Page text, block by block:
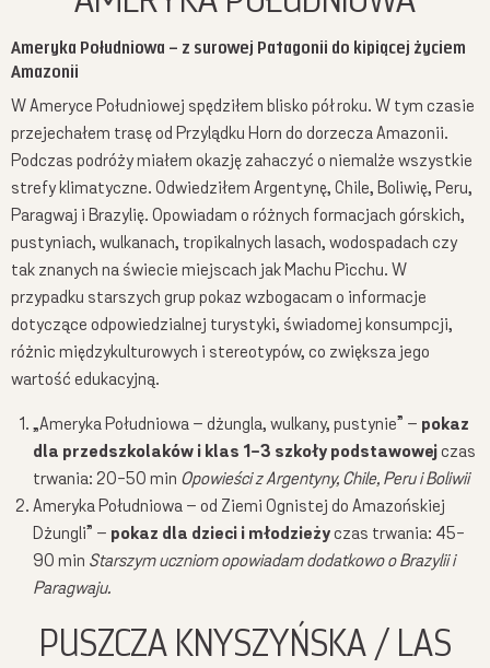
Ameryka Południowa – z surowej Patagonii do kipiącej życiem
Amazonii
W Ameryce Południowej spędziłem blisko pół roku. W tym czasie
przejechałem trasę od Przylądku Horn do dorzecza Amazonii.
Podczas podróży miałem okazję zahaczyć o niemalże wszystkie
strefy klimatyczne. Odwiedziłem Argentynę, Chile, Boliwię, Peru,
Paragwaj i Brazylię. Opowiadam o różnych formacjach górskich,
pustyniach, wulkanach, tropikalnych lasach, wodospadach czy
tak znanych na świecie miejscach jak Machu Picchu. W
przypadku starszych grup pokaz wzbogacam o informacje
dotyczące odpowiedzialnej turystyki, świadomej konsumpcji,
różnic międzykulturowych i stereotypów, co zwiększa jego
wartość edukacyjną.
„Ameryka Południowa – dżungla, wulkany, pustynie” – pokaz
dla przedszkolaków i klas 1-3 szkoły podstawowejczas
trwania: 20-50 min Opowieści z Argentyny, Chile, Peru i Boliwii
Ameryka Południowa – od Ziemi Ognistej do Amazońskiej
Dżungli” – pokaz dla dzieci i młodzieżyczas trwania: 45-
90 min Starszym uczniom opowiadam dodatkowo o Brazylii i
Paragwaju.
PUSZCZA KNYSZYŃSKA / LAS